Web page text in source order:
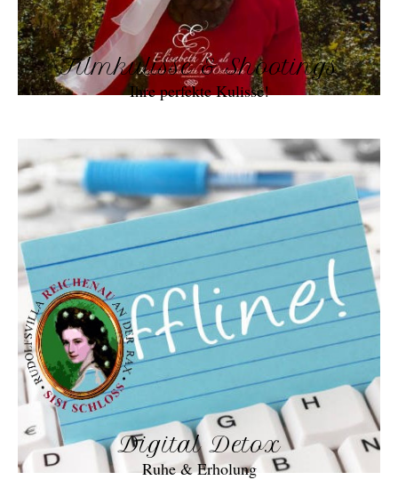
Filmkulisse & Shootings
Ihre perfekte Kulisse!
Digital Detox
Ruhe & Erholung